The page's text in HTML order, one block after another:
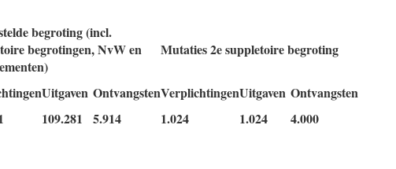
begroting (incl.
begrotingen, NvW en
Mutaties 2e suppletoire begroting
Uitgaven OntvangstenVerplichtingenUitgaven Ontvangsten
109.281 5.914 1.024 1.024
4.000